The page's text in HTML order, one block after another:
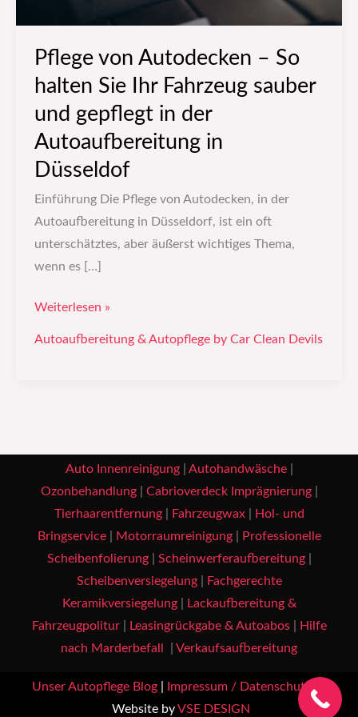
Pflege von Autodecken – So
halten Sie Ihr Fahrzeug sauber
und gepflegt in der
Autoaufbereitung in
Düsseldof
Einführung Die Pflege von Autodecken, in der
Autoaufbereitung in Düsseldorf, ist ein oft
unterschätztes, aber äußerst wichtiges Thema,
wenn es […]
Weiterlesen »
Autoaufbereitung & Autopflege by Car Clean Devils
Auto Innenreinigung| Autohandwäsche|
Ozonbehandlung| Cabrioverdeck Imprägnierung|
Tierhaarentfernung| Fahrzeugwax|
Hol- und
Bringservice| Motorraumreinigung|
Professionelle
Scheibenfolierung| Scheinwerferaufbereitung|
Scheibenversiegelung|
Fachgerechte
Keramikversiegelung|
Lackaufbereitung &
Fahrzeugpolitur| Leasingrückgabe & Autoabos|
Hilfe
nach Marderbefall
Verkaufsaufbereitung
Unser Autopflege Blog| Impressum / Datenschutz |
Website by VSE DESIGN